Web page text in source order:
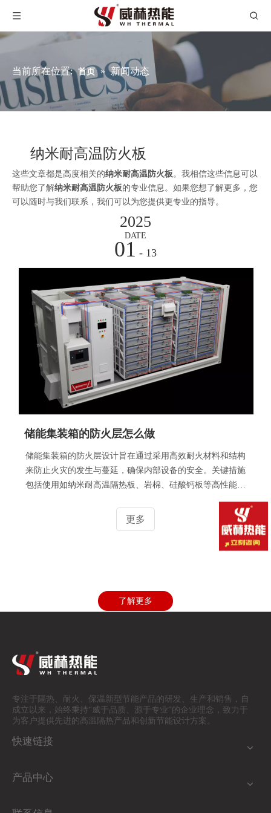
当前所在位置: 首页 » 新闻动态
纳米耐高温防火板
这些文章都是高度相关的纳米耐高温防火板。我相信这些信息可以
帮助您了解纳米耐高温防火板的专业信息。如果您想了解更多，您
可以随时与我们联系，我们可以为您提供更专业的指导。
2025
DATE
01 - 13
储能集装箱的防火层怎么做
储能集装箱的防火层设计旨在通过采用高效耐火材料和结构
来防止火灾的发生与蔓延，确保内部设备的安全。关键措施
包括使用如纳米耐高温隔热板、岩棉、硅酸钙板等高性能防
火材料，构建多层防护结构以增强隔热和防火性能，并在储
能单元之间实施隔离措施限制火势扩散。此外，配备自动灭
火系统，如气体灭火或水喷淋系统，以便于快速响应初期火
灾。定期维护检查也是必不可少的，以确保所有防火设施处
更多
了解更多
专注于隔热、耐火、保温 新型节能产品的研发、生产和销售，自
成立以来，始终秉持“威于品质、源于专业”的企业理念，致力于
为客户提供先进的高温隔热产品和创新节能设计方案。
快速链接
产品中心